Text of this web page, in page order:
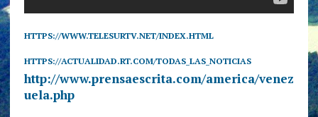
HTTPS://WWW.TELESURTV.NET/INDEX.HTML
HTTPS://ACTUALIDAD.RT.COM/TODAS_LAS_NOTICIAS
http://www.prensaescrita.com/america/venez
uela.php